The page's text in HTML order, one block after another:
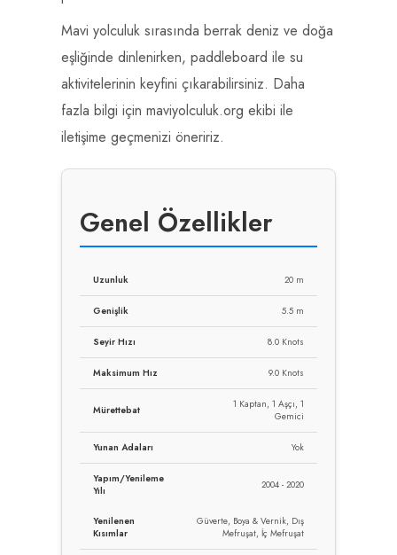
Mavi yolculuk sırasında berrak deniz ve doğa
eşliğinde dinlenirken, paddleboard ile su
aktivitelerinin keyfini çıkarabilirsiniz. Daha
fazla bilgi için maviyolculuk.org ekibi ile
iletişime geçmenizi öneririz.
Genel Özellikler
Uzunluk 20 m
Genişlik 5.5 m
Seyir Hızı 8.0 Knots
Maksimum Hız 9.0 Knots
Mürettebat
1 Kaptan, 1 Aşçı, 1
Gemici
Yunan Adaları Yok
Yapım/Yenileme
Yılı
2004 - 2020
Yenilenen
Kısımlar
Güverte, Boya & Vernik, Dış
Mefruşat, İç Mefruşat